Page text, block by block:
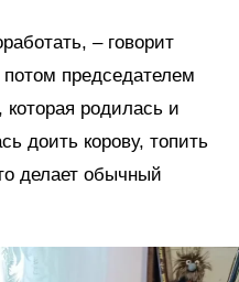
– говорит
председателем
которая родилась и
доить корову, топить
делает обычный